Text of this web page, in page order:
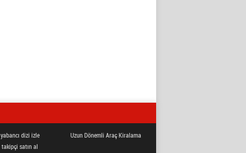
yabancı dizi izle
takipçi satın al
Uzun Dönemli Araç Kiralama